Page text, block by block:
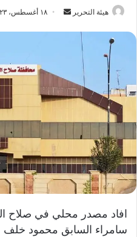
هيئة التحرير
أرسل ١٨ أغسطس، ٢٠٢٣
افاد مصدر محلي في صلاح
سامراء السابق محمود خلف